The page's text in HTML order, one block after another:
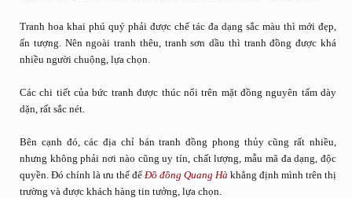
Tranh hoa khai phú quý phải được chế tác đa dạng sắc màu thì mới đẹp,
ấn tượng. Nên ngoài tranh thêu, tranh sơn dầu thì tranh đồng được khá
nhiều người chuộng, lựa chọn.
Các chi tiết của bức tranh được thúc nổi trên mặt đồng nguyên tấm dày
dặn, rất sắc nét.
Bên cạnh đó, các địa chỉ bán tranh đồng phong thủy cũng rất nhiều,
nhưng không phải nơi nào cũng uy tín, chất lượng, mẫu mã đa dạng, độc
quyền. Đó chính là ưu thế để Đồ đồng Quang Hà khẳng định mình trên thị
trường và được khách hàng tin tưởng, lựa chọn.